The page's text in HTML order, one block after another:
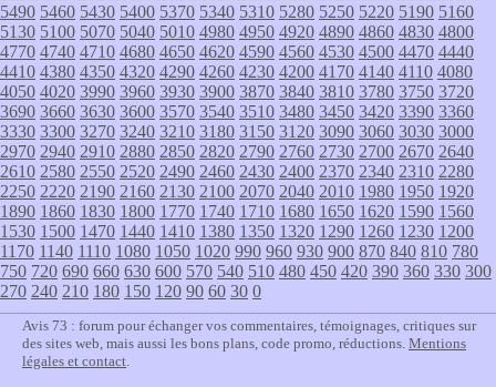
5490 5460 5430 5400 5370 5340 5310 5280 5250 5220 5190 5160
5130 5100 5070 5040 5010 4980 4950 4920 4890 4860 4830 4800
4770 4740 4710 4680 4650 4620 4590 4560 4530 4500 4470 4440
4410 4380 4350 4320 4290 4260 4230 4200 4170 4140 4110 4080
4050 4020 3990 3960 3930 3900 3870 3840 3810 3780 3750 3720
3690 3660 3630 3600 3570 3540 3510 3480 3450 3420 3390 3360
3330 3300 3270 3240 3210 3180 3150 3120 3090 3060 3030 3000
2970 2940 2910 2880 2850 2820 2790 2760 2730 2700 2670 2640
2610 2580 2550 2520 2490 2460 2430 2400 2370 2340 2310 2280
2250 2220 2190 2160 2130 2100 2070 2040 2010 1980 1950 1920
1890 1860 1830 1800 1770 1740 1710 1680 1650 1620 1590 1560
1530 1500 1470 1440 1410 1380 1350 1320 1290 1260 1230 1200
1170 1140 1110 1080 1050 1020 990 960 930 900 870 840 810 780
750 720 690 660 630 600 570 540 510 480 450 420 390 360 330 300
270 240 210 180 150 120 90 60 30 0
Avis 73 : forum pour échanger vos commentaires, témoignages, critiques sur
des sites web, mais aussi les bons plans, code promo, réductions. Mentions
légales et contact.